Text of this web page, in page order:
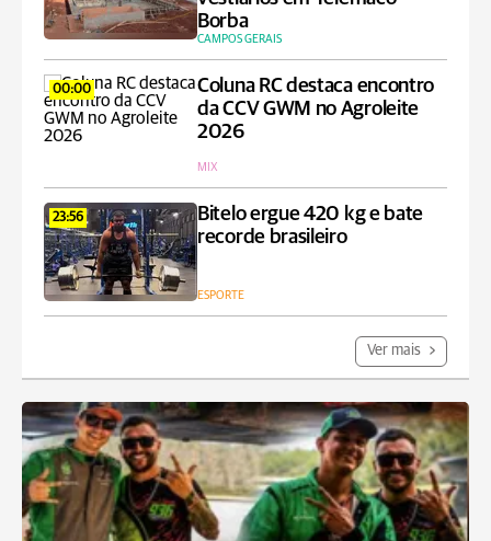
Borba
CAMPOS GERAIS
00:00
Coluna RC destaca encontro
da CCV GWM no Agroleite
2026
MIX
23:56
Bitelo ergue 420 kg e bate
recorde brasileiro
ESPORTE
Ver mais